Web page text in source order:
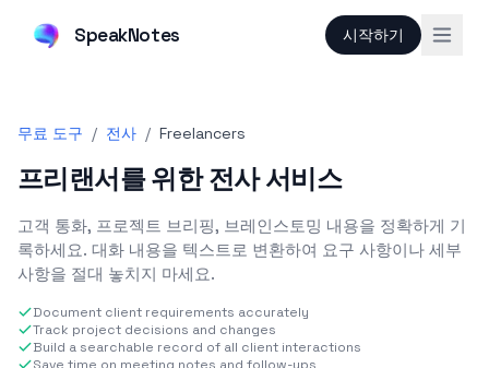
SpeakNotes 시작하기
무료 도구 / 전사 / Freelancers
프리랜서를 위한 전사 서비스
고객 통화, 프로젝트 브리핑, 브레인스토밍 내용을 정확하게 기
록하세요. 대화 내용을 텍스트로 변환하여 요구 사항이나 세부
사항을 절대 놓치지 마세요.
Document client requirements accurately
Track project decisions and changes
Build a searchable record of all client interactions